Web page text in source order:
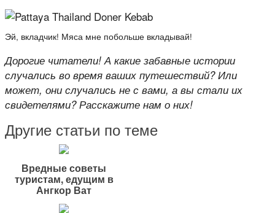
Эй, вкладчик! Мяса мне побольше вкладывай!
Дорогие читатели! А какие забавные истории
случались во время ваших путешествий? Или
может, они случались не с вами, а вы стали их
свидетелями? Расскажите нам о них!
Другие статьи по теме
Вредные советы
туристам, едущим в
Ангкор Ват